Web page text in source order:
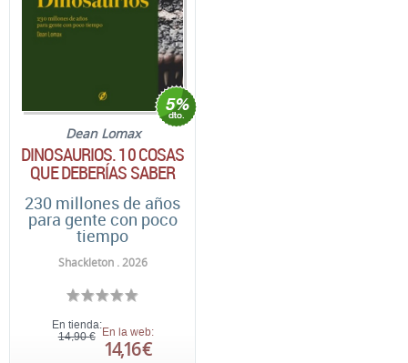
Dean Lomax
DINOSAURIOS. 10 COSAS
QUE DEBERÍAS SABER
230 millones de años
para gente con poco
tiempo
Shackleton . 2026
En tienda:
14,90 € En la web:
14,16 €